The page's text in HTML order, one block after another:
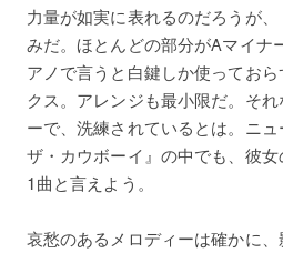
力量が如実に表れるのだろうが
みだ。ほとんどの部分がAマイナ
アノで言うと白鍵しか使ってお
クス。アレンジも最小限だ。そ
ーで、洗練されているとは。ニュ
ザ・カウボーイ』の中でも、彼
1曲と言えよう。
哀愁のあるメロディーは確かに